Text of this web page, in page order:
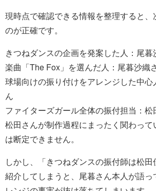
現時点で確認できる情報を整理すると、
のが正確です。
きつねダンスの企画を発案した人：尾暮
楽曲「The Fox」を選んだ人：尾暮沙織
球場向けの振り付けをアレンジした中心
ん
ファイターズガール全体の振付担当：松
松田さんが制作過程にまったく関わっ
は断定できません。
しかし、「きつねダンスの振付師は松
紹介してしまうと、尾暮さん本人が語